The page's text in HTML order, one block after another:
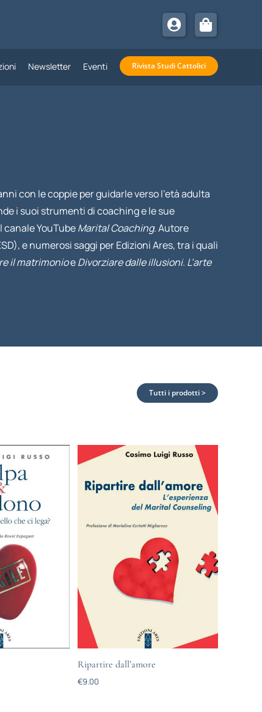
Newsletter Eventi Rivista Studi Cattolici
con le coppie per guidarle verso l’età adulta
i suoi strumenti di coaching e le sue
canale YouTubeMarital Coaching. Autore
e numerosi saggi per Edizioni Ares, tra i quali
il matrimonioeDivorziare dalle illusioni. L’arte
Tutti i prodotti >
Ripartire dall’amore
€9.00